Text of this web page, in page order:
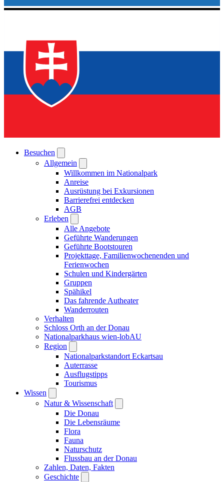
Besuchen
Allgemein
Willkommen im Nationalpark
Anreise
Ausrüstung bei Exkursionen
Barrierefrei entdecken
AGB
Erleben
Alle Angebote
Geführte Wanderungen
Geführte Bootstouren
Projekttage, Familienwochenenden und
Ferienwochen
Schulen und Kindergärten
Gruppen
Spähikel
Das fahrende Autheater
Wanderrouten
Verhalten
Schloss Orth an der Donau
Nationalparkhaus wien-lobAU
Region
Nationalparkstandort Eckartsau
Auterrasse
Ausflugstipps
Tourismus
Wissen
Natur & Wissenschaft
Die Donau
Die Lebensräume
Flora
Fauna
Naturschutz
Flussbau an der Donau
Zahlen, Daten, Fakten
Geschichte